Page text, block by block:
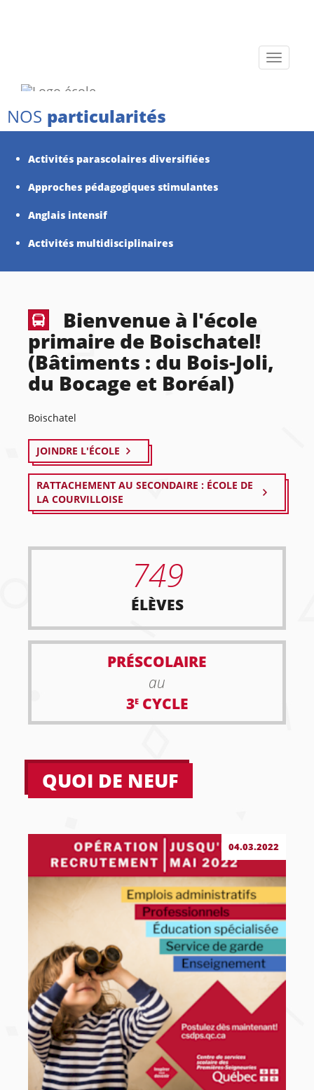
Toggle
NOS particularités
Activités parascolaires diversifiées
Approches pédagogiques stimulantes
Anglais intensif
Activités multidisciplinaires
Bienvenue à l'école
primaire de Boischatel!
(Bâtiments : du Bois-Joli,
du Bocage et Boréal)
Boischatel
JOINDRE L'ÉCOLE
RATTACHEMENT AU SECONDAIRE : ÉCOLE DE
LA COURVILLOISE
749
ÉLÈVES
PRÉSCOLAIRE
au
3ECYCLE
QUOI DE NEUF
04.03.2022